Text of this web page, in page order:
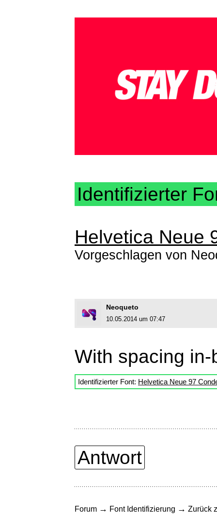
Identifizierter
Helvetica Neue
Vorgeschlagen von
Neoqueto
10.05.2014 um 07:47
With spacing
Identifizierter Font: Helvetica Neue 97
Antwort
Forum → Font Identifizierung → Zurück